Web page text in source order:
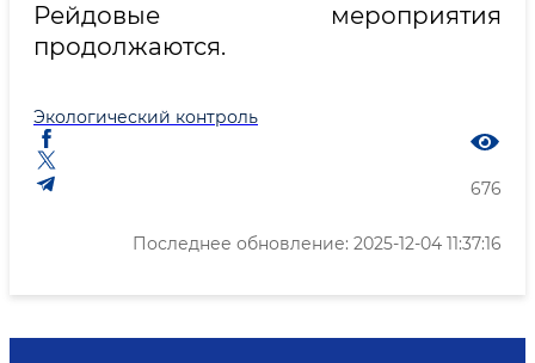
Рейдовые мероприятия
продолжаются.
Экологический контроль
676
Последнее обновление: 2025-12-04 11:37:16